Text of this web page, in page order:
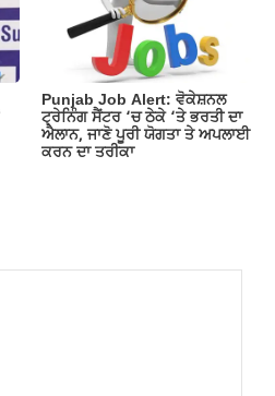
Punjab Job Alert: ਵੋਕੇਸ਼ਨਲ
ਟ੍ਰੇਨਿੰਗ ਸੈਂਟਰ ‘ਚ ਠੇਕੇ ‘ਤੇ ਭਰਤੀ ਦਾ
ਐਲਾਨ, ਜਾਣੋ ਪੂਰੀ ਯੋਗਤਾ ਤੇ ਅਪਲਾਈ
ਕਰਨ ਦਾ ਤਰੀਕਾ